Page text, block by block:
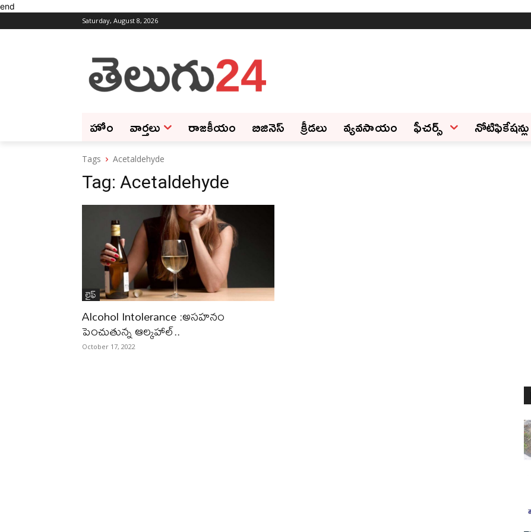
end
Saturday, August 8, 2026
హోం వార్తలు రాజకీయం బిజినెస్‌ క్రీడలు వ్యవసాయం ఫీచ‌ర్స్ ‌ నోటిఫికేషన్లు
Tags Acetaldehyde
Tag: Acetaldehyde
లైఫ్‌
Alcohol Intolerance :అసహనం
పెంచుతున్న ఆల్కహాల్‌..
October 17, 2022